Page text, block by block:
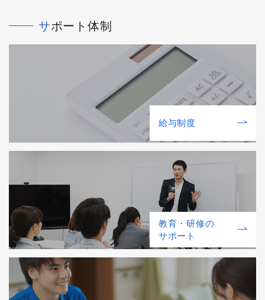
サポート体制
給与制度
教育・研修の
サポート